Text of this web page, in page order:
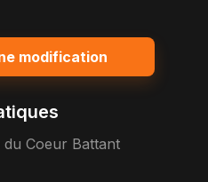
modification
du Coeur Battant